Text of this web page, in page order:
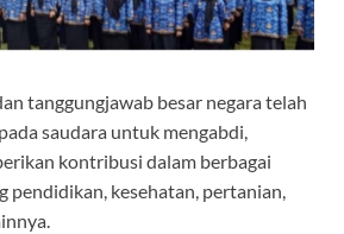
tanggungjawab besar negara telah
saudara untuk mengabdi,
kontribusi dalam berbagai
pendidikan, kesehatan, pertanian,